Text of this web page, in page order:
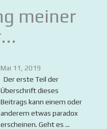
meiner
Mai 11, 2019
Der erste Teil der
Überschrift dieses
Beitrags kann einem oder
anderem etwas paradox
erscheinen. Geht es ...